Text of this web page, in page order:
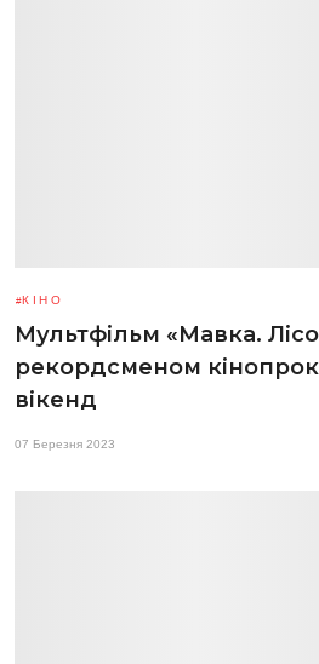
КІНО
Мультфільм «Мавка.
рекордсменом
вікенд
07 Березня 2023